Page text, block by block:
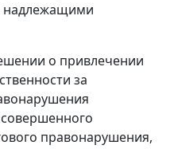
надлежащими
о привлечении
за
совершенного
правонарушения,